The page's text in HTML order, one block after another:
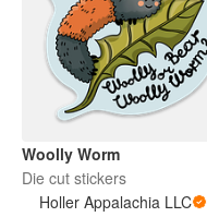
Woolly Worm
Die cut stickers
Holler Appalachia LLC